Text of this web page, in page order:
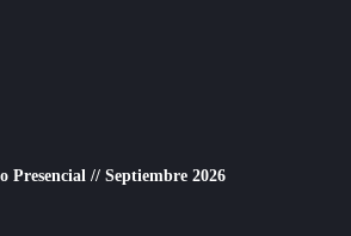
// Septiembre 2026